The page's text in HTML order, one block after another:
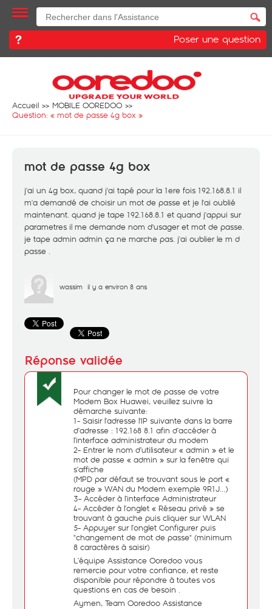
Poser une question
Accueil
MOBILE OOREDOO
Question: « mot de passe 4g box »
mot de passe 4g box
j'ai un 4g box, quand j'ai tapé pour la 1ere fois 192.168.8.1 il
m'a demandé de choisir un mot de passe et je l'ai oublié
maintenant. quand je tape 192.168.8.1 et quand j'appui sur
parametres il me demande nom d'usager et mot de passe.
je tape admin admin ça ne marche pas. j'ai oublier le m d
passe .
wassim il y a environ 8 ans
Pour changer le mot de passe de votre
Modem Box Huawei, veuillez suivre la
démarche suivante:
1- Saisir l’adresse l'IP suivante dans la barre
d’adresse : 192.168 8.1 afin d’accéder à
l’interface administrateur du modem
2- Entrer le nom d’utilisateur « admin » et le
mot de passe « admin » sur la fenêtre qui
s’affiche
(MPD par défaut se trouvant sous le port «
rouge » WAN du Modem exemple 9R1J...)
3- Accéder à l’interface Administrateur
4- Accéder à l’onglet « Réseau privé » se
trouvant à gauche puis cliquer sur WLAN
5- Appuyer sur l’onglet Configurer puis
"changement de mot de passe" (minimum
8 caractères à saisir)
L’équipe Assistance Ooredoo vous
remercie pour votre confiance, et reste
disponible pour répondre à toutes vos
questions en cas de besoin .
Aymen, Team Ooredoo Assistance